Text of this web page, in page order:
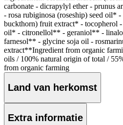
carbonate - dicrapylyl ether - prunus
- rosa rubiginosa (roseship) seed oil* -
buckthorn) fruit extract* - tocopherol -
oil* - citronellol** - geraniol** -
farnesol** - glycine soja oil -
extract**Ingredient from organic
oils / 100% natural origin of total /
from organic farming
Land van herkomst
Extra informatie